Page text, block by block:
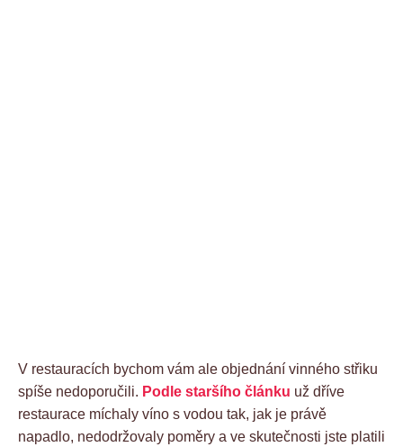
V restauracích bychom vám ale objednání vinného střiku
spíše nedoporučili. Podle staršího článku už dříve
restaurace míchaly víno s vodou tak, jak je právě
napadlo, nedodržovaly poměry a ve skutečnosti jste platili